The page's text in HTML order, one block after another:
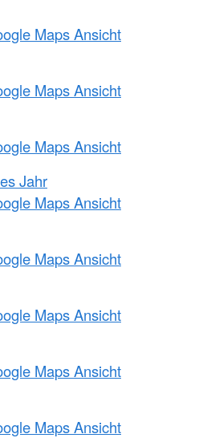
Maps Ansicht
Maps Ansicht
Maps Ansicht
Jahr
Maps Ansicht
Maps Ansicht
Maps Ansicht
Maps Ansicht
Maps Ansicht